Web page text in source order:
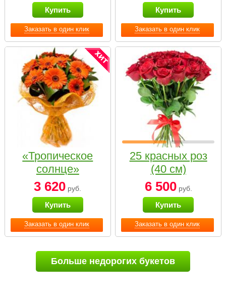
Заказать в один клик
Купить
Заказать в один клик
Купить
Заказать в один клик
«Тропическое
солнце»
3 620 руб.
Купить
Заказать в один клик
25 красных роз
(40 см)
6 500руб.
Купить
Больше недорогих букетов